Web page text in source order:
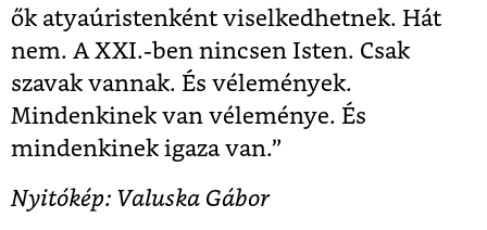
ők atyaúristenként viselkedhetnek. Hát
nem. A XXI.-ben nincsen Isten. Csak
szavak vannak. És vélemények.
Mindenkinek van véleménye. És
mindenkinek igaza van.”
Nyitókép: Valuska Gábor